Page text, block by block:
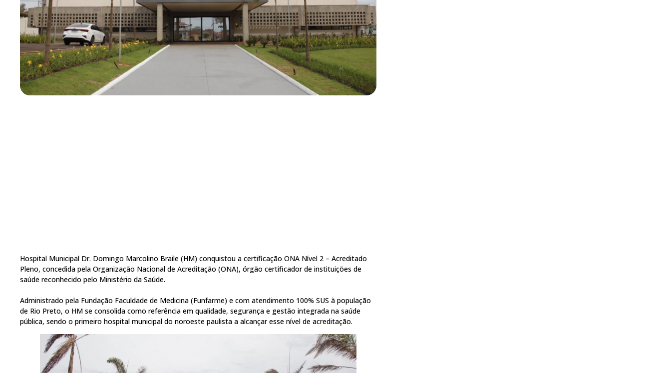
Hospital Municipal Dr. Domingo Marcolino Braile (HM) conquistou a certificação ONA Nível 2 – Acreditado
Pleno, concedida pela Organização Nacional de Acreditação (ONA), órgão certificador de instituições de
saúde reconhecido pelo Ministério da Saúde.
Administrado pela Fundação Faculdade de Medicina (Funfarme) e com atendimento 100% SUS à população
de Rio Preto, o HM se consolida como referência em qualidade, segurança e gestão integrada na saúde
pública, sendo o primeiro hospital municipal do noroeste paulista a alcançar esse nível de acreditação.